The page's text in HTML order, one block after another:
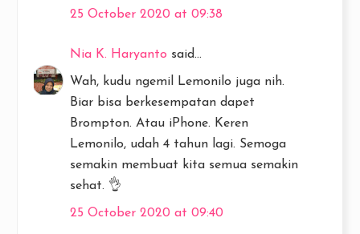
25 October 2020 at 09:38
Nia K. Haryanto said...
Wah, kudu ngemil Lemonilo juga nih.
Biar bisa berkesempatan dapet
Brompton. Atau iPhone. Keren
Lemonilo, udah 4 tahun lagi. Semoga
semakin membuat kita semua semakin
sehat. 👌
25 October 2020 at 09:40